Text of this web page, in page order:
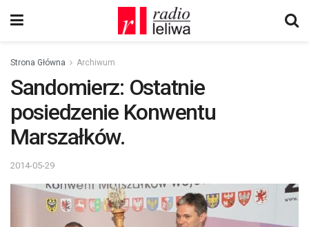
Strona Główna Archiwum
Sandomierz: Ostatnie
posiedzenie Konwentu
Marszałków.
2014-05-29